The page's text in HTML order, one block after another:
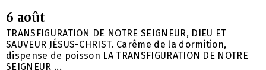
6 août
TRANSFIGURATION DE NOTRE SEIGNEUR, DIEU ET
SAUVEUR JÉSUS-CHRIST. Carême de la dormition,
dispense de poisson LA TRANSFIGURATION DE NOTRE
SEIGNEUR ...